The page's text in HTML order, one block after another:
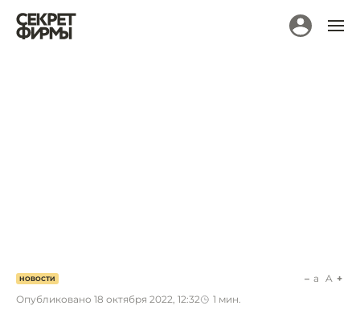
НОВОСТИ
Опубликовано 18 октября 2022, 12:32 1 мин.
a A